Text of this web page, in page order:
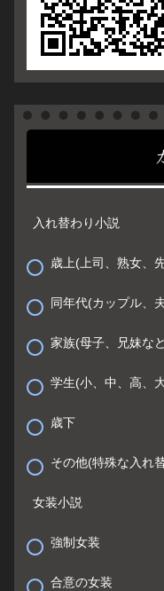
入れ替わり小説
歳上(上司、熟女、
同年代(カップル、
家族(母子、兄妹な
学生(小、中、高、
歳下
その他(特殊な入れ
女装小説
強制女装
合意の女装